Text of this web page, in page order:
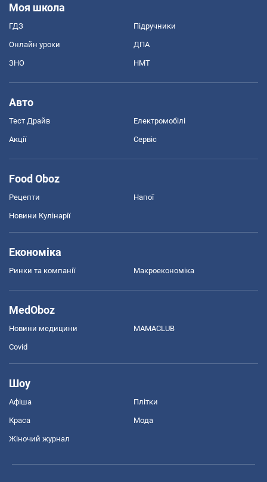
Моя школа
ГДЗ Підручники
Онлайн уроки ДПА
ЗНО НМТ
Авто
Тест Драйв Електромобілі
Акції Сервіс
Food Oboz
Рецепти Напої
Новини Кулінарії
Економіка
Ринки та компанії Макроекономіка
MedOboz
Новини медицини MAMACLUB
Covid
Шоу
Афіша Плітки
Краса Мода
Жіночий журнал